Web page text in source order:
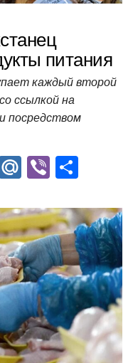
питания
каждый второй
ссылкой на
посредством
T
M
.R
u
Vi
er п
р
а
в
и
т
ь